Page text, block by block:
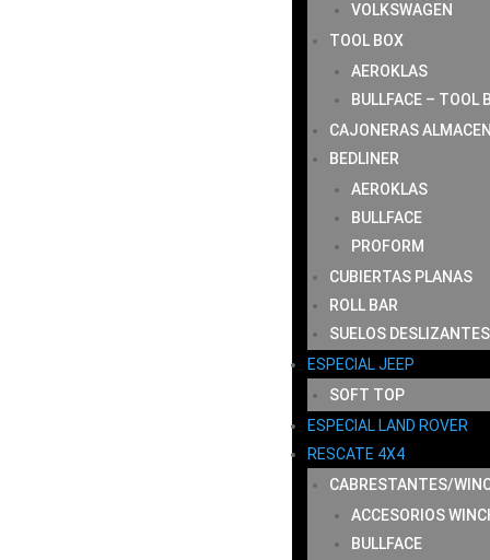
VOLKSWAGEN
TOOL BOX
AEROKLAS
BULLFACE – TOOL
CAJONERAS
BEDLINER
AEROKLAS
BULLFACE
PROFORM
CUBIERTAS PLANAS
ROLL BAR
SUELOS DESLIZANTES
ESPECIAL JEEP
SOFT TOP
ESPECIAL LAND ROVER
RESCATE 4X4
CABRESTANTES/
ACCESORIOS
BULLFACE